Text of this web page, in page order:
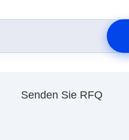
Senden Sie RFQ